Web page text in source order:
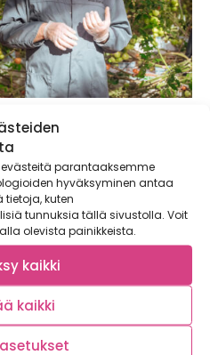
parantaaksemme
hyväksyminen antaa
kuten
tunnuksia tällä sivustolla. Voit
olevista painikkeista.
kaikki
kaikki
miten kotimaiset
Närpiön Vihanneksen